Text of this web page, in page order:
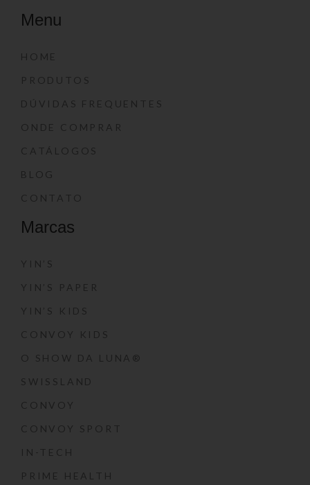
Menu
HOME
PRODUTOS
DÚVIDAS FREQUENTES
ONDE COMPRAR
CATÁLOGOS
BLOG
CONTATO
Marcas
YIN’S
YIN’S PAPER
YIN’S KIDS
CONVOY KIDS
O SHOW DA LUNA®
SWISSLAND
CONVOY
CONVOY SPORT
IN-TECH
PRIME HEALTH